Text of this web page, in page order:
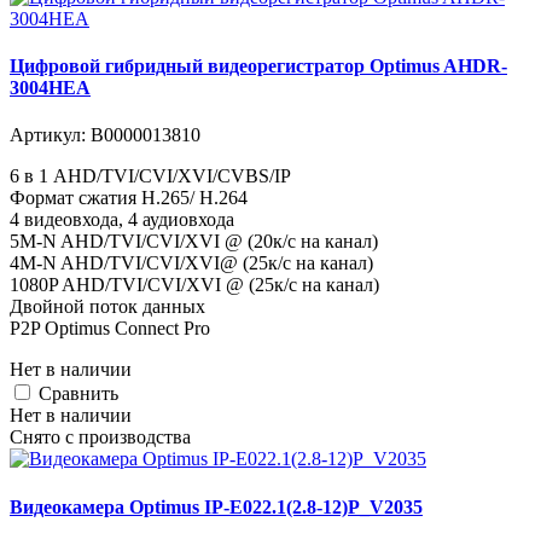
Цифровой гибридный видеорегистратор Optimus AHDR-
3004HEA
Артикул: В0000013810
6 в 1 AHD/TVI/CVI/XVI/CVBS/IP
Формат сжатия H.265/ H.264
4 видеовхода, 4 аудиовхода
5M-N AHD/TVI/CVI/XVI @ (20к/с на канал)
4M-N AHD/TVI/CVI/XVI@ (25к/с на канал)
1080P AHD/TVI/CVI/XVI @ (25к/с на канал)
Двойной поток данных
P2P Optimus Connect Pro
Нет в наличии
Cравнить
Нет в наличии
Снято с производства
Видеокамера Optimus IP-E022.1(2.8-12)P_V2035